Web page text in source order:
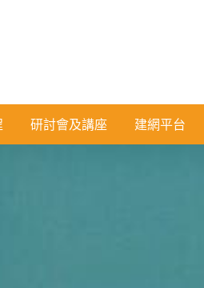
研討會及講座 建網平台